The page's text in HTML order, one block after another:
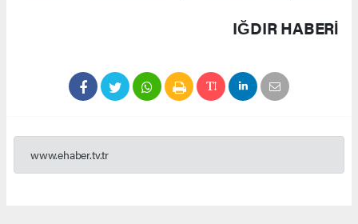
IĞDIR HABERİ
www.ehaber.tv.tr